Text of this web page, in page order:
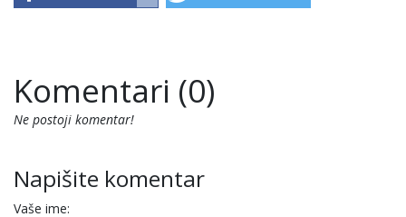
Komentari (0)
Ne postoji komentar!
Napišite komentar
Vaše ime: